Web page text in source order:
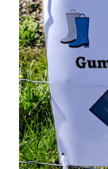
argumentiert.
bei diversen
Weg zu einer
Dinge auf
verarbeiten
zugleich. Denn
künftig in den
zuvord...